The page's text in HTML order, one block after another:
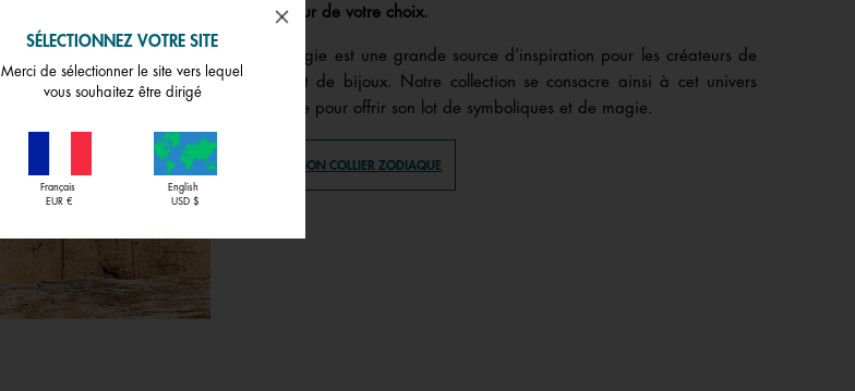
la couleur de votre choix.
L’Astrologie est une grande source d’inspiration pour les créateurs de
mode et de bijoux. Notre collection se consacre ainsi à cet univers
mystique pour offrir son lot de symboliques et de magie.
CRÉER SON COLLIER ZODIAQUE
SÉLECTIONNEZ VOTRE SITE
Merci de sélectionner le site vers lequel
vous souhaitez être dirigé
Français
EUR €
English
USD $